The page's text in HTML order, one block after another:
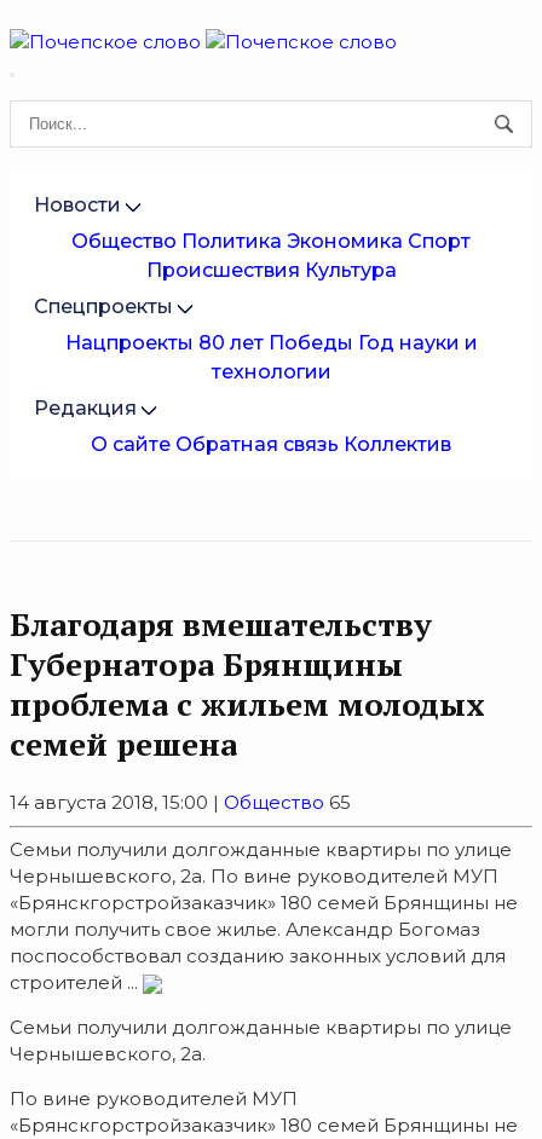
Новости
Общество Политика Экономика Спорт
Происшествия Культура
Спецпроекты
Нацпроекты 80 лет Победы Год науки и
технологии
Редакция
О сайте Обратная связь Коллектив
Благодаря вмешательству
Губернатора Брянщины
проблема с жильем молодых
семей решена
14 августа 2018, 15:00 | Общество 65
Семьи получили долгожданные квартиры по улице
Чернышевского, 2а. По вине руководителей МУП
«Брянскгорстройзаказчик» 180 семей Брянщины не
могли получить свое жилье. Александр Богомаз
поспособствовал созданию законных условий для
строителей ...
Семьи получили долгожданные квартиры по улице
Чернышевского, 2а.
По вине руководителей МУП
«Брянскгорстройзаказчик» 180 семей Брянщины не